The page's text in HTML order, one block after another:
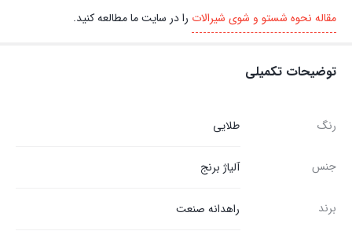
مقاله نحوه شستو و شوی شیرالات را در سایت ما مطالعه کنید.
توضیحات تکمیلی
رنگ طلایی
جنس آلیاژ برنج
برند راهدانه صنعت